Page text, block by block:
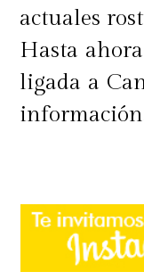
actuales
Hasta
ligada a